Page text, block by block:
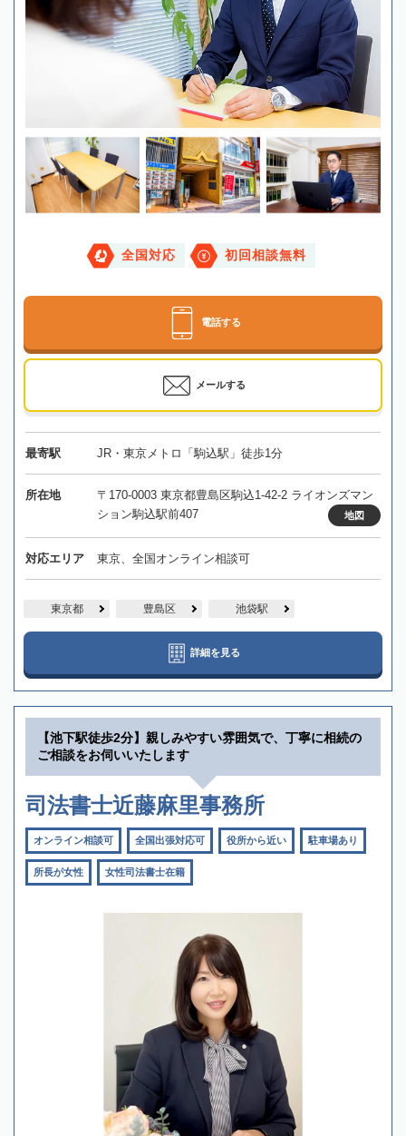
全国対応 初回相談無料
電話する
メールする
最寄駅 JR・東京メトロ「駒込駅」徒歩1分
所在地
〒170-0003 東京都豊島区駒込1-42-2 ライオンズマン
ション駒込駅前407
地図
対応エリア 東京、全国オンライン相談可
東京都 豊島区 池袋駅
詳細を見る
【池下駅徒歩2分】親しみやすい雰囲気で、丁寧に相続の
ご相談をお伺いいたします
司法書士近藤麻里事務所
オンライン相談可 全国出張対応可 役所から近い 駐車場あり
所長が女性 女性司法書士在籍